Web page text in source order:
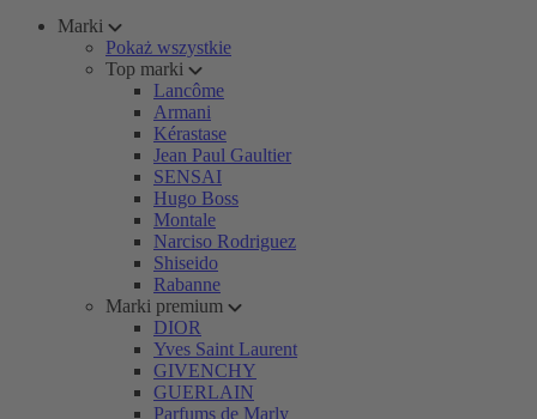
Marki
Pokaż wszystkie
Top marki
Lancôme
Armani
Kérastase
Jean Paul Gaultier
SENSAI
Hugo Boss
Montale
Narciso Rodriguez
Shiseido
Rabanne
Marki premium
DIOR
Yves Saint Laurent
GIVENCHY
GUERLAIN
Parfums de Marly